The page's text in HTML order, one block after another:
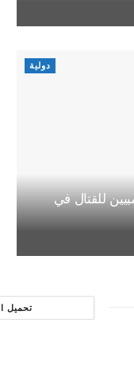
دولية
للقتال في
تحميل